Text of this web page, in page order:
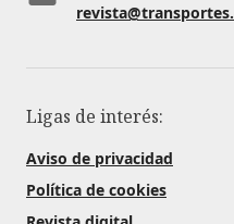
Ligas de interés:
Aviso de privacidad
Política de cookies